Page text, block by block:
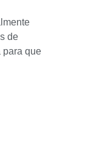
de
para que